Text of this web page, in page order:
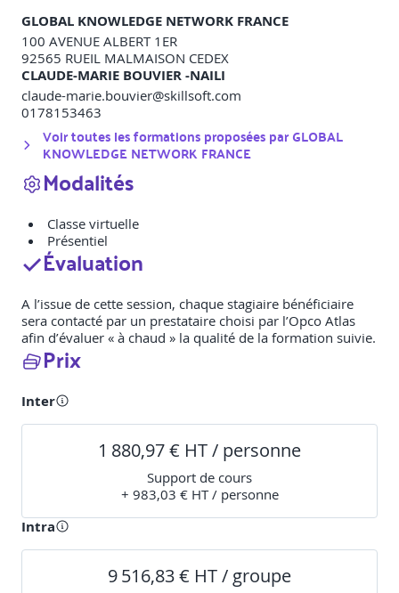
GLOBAL KNOWLEDGE NETWORK FRANCE
100 AVENUE ALBERT 1ER
92565 RUEIL MALMAISON CEDEX
CLAUDE-MARIE BOUVIER -NAILI
claude-marie.bouvier@skillsoft.com
0178153463
Voir toutes les formations proposées parGLOBAL
KNOWLEDGE NETWORK FRANCE
Modalités
Classe virtuelle
Présentiel
Évaluation
A l’issue de cette session, chaque stagiaire bénéficiaire
sera contacté par un prestataire choisi par l’Opco Atlas
afin d’évaluer « à chaud » la qualité de la formation suivie.
Prix
Inter
1 880,97 € HT / personne
Support de cours
+ 983,03 € HT / personne
Intra
9 516,83 € HT / groupe